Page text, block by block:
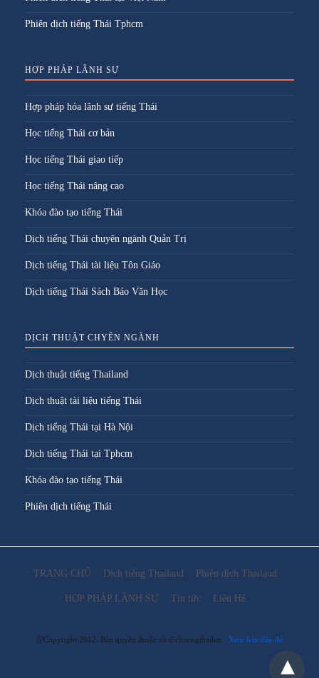
Phiên dịch tiếng Thái Tphcm
HỢP PHÁP LÃNH SỰ
Hợp pháp hóa lãnh sự tiếng Thái
Học tiếng Thái cơ bản
Học tiếng Thái giao tiếp
Học tiếng Thái nâng cao
Khóa đào tạo tiếng Thái
Dịch tiếng Thái chuyên ngành Quản Trị
Dịch tiếng Thái tài liệu Tôn Giáo
Dịch tiếng Thái Sách Báo Văn Học
DỊCH THUẬT CHYÊN NGÀNH
Dịch thuật tiếng Thailand
Dịch thuật tài liệu tiếng Thái
Dịch tiếng Thái tại Hà Nội
Dịch tiếng Thái tại Tphcm
Khóa đào tạo tiếng Thái
Phiên dịch tiếng Thái
TRANG CHỦ Dịch tiếng Thailand Phiên dịch Thailand
HỢP PHÁP LÃNH SỰ Tin tức Liên Hệ
@Copyright 2012. Bản quyền thuộc về dichtiengthailan Xem bản đầy đủ